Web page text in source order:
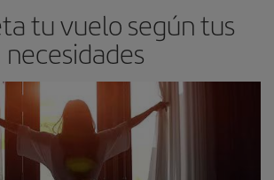
tu vuelo según tus
necesidades